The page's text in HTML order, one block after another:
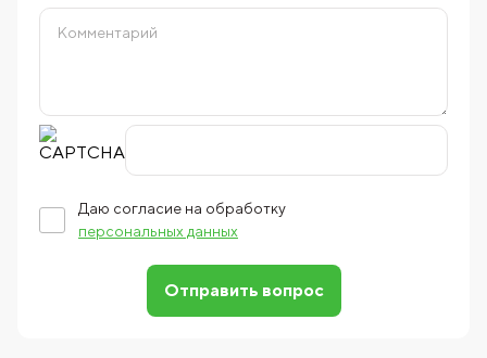
Даю согласие на обработку
персональных данных
Отправить вопрос